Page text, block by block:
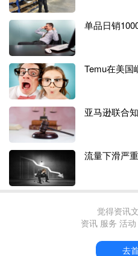
点进ABC Crystal DIY的独立
单，甚至有点简陋，用的就是
有进行过多装修，可以猜测
kTok上。
在带货方面，
ABC Crystal
带货，并且其开播频率非常
rystal DIY的账号累计直播61
要想精准将直播间推向欧美
进行，如此高的直播强度，加
单品日销
Temu在美国
亚马逊联合
流量下滑严
觉得资讯
资讯 服务 活
去